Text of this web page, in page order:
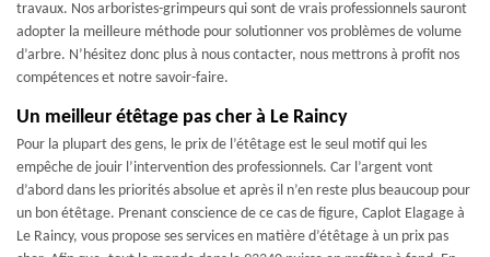
travaux. Nos arboristes-grimpeurs qui sont de vrais professionnels sauront
adopter la meilleure méthode pour solutionner vos problèmes de volume
d’arbre. N’hésitez donc plus à nous contacter, nous mettrons à profit nos
compétences et notre savoir-faire.
Un meilleur étêtage pas cher à Le Raincy
Pour la plupart des gens, le prix de l’étêtage est le seul motif qui les
empêche de jouir l’intervention des professionnels. Car l’argent vont
d’abord dans les priorités absolue et après il n’en reste plus beaucoup pour
un bon étêtage. Prenant conscience de ce cas de figure, Caplot Elagage à
Le Raincy, vous propose ses services en matière d’étêtage à un prix pas